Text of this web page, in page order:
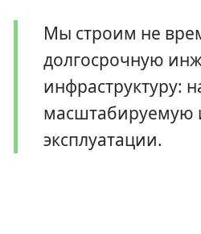
Мы строим не
долгосрочную
инфраструктуру:
масштабируемую
эксплуатации.